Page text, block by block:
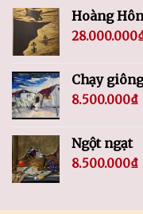
Hoàng
28.000.000
Chạy giông
8.500.000₫
Ngột ngạt
8.500.000₫